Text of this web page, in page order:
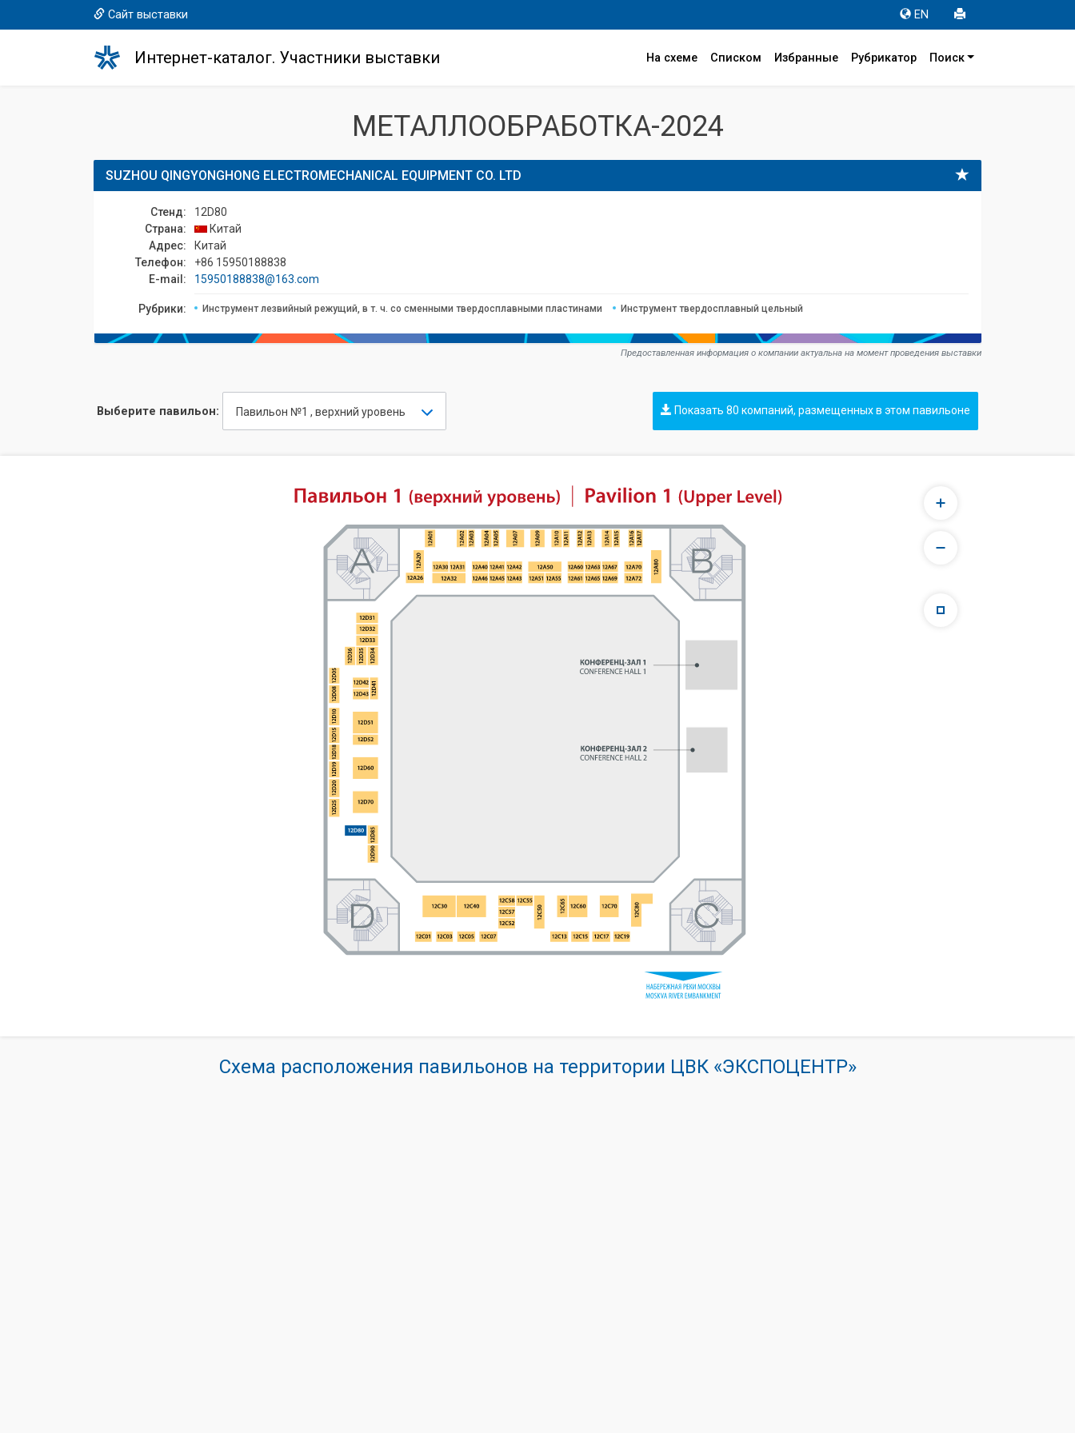
Сайт выставки EN
Интернет-каталог. Участники выставки На схеме Списком Избранные Рубрикатор Поиск
МЕТАЛЛООБРАБОТКА-2024
SUZHOU QINGYONGHONG ELECTROMECHANICAL EQUIPMENT CO. LTD
Стенд:
12D80
Страна:
Китай
Адрес:
Китай
Телефон:
+86 15950188838
E-mail:
15950188838@163.com
Рубрики: Инструмент лезвийный режущий, в т. ч. со сменными твердосплавными пластинами Инструмент твердосплавный цельный
Предоставленная информация о компании актуальна на момент проведения выставки
Выберите павильон: Павильон №1 , верхний уровень Показать 80 компаний, размещенных в этом павильоне
Схема расположения павильонов на территории ЦВК «ЭКСПОЦЕНТР»